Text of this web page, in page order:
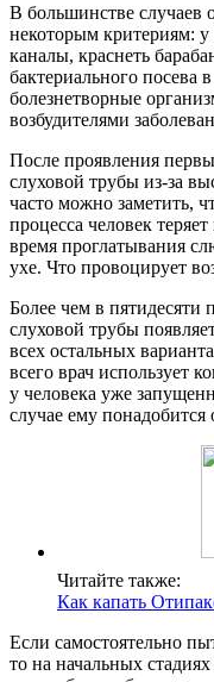
В большинстве случаев
некоторым критериям:
каналы, краснеть
бактериального посева
болезнетворные
возбудителями
После проявления
слуховой трубы из-за
часто можно заметить,
процесса человек
время проглатывания
ухе. Что провоцирует
Более чем в пятидесяти
слуховой трубы
всех остальных
всего врач использует
у человека уже
случае ему понадобится
Читайте также:
Как капать
Если самостоятельно
то на начальных